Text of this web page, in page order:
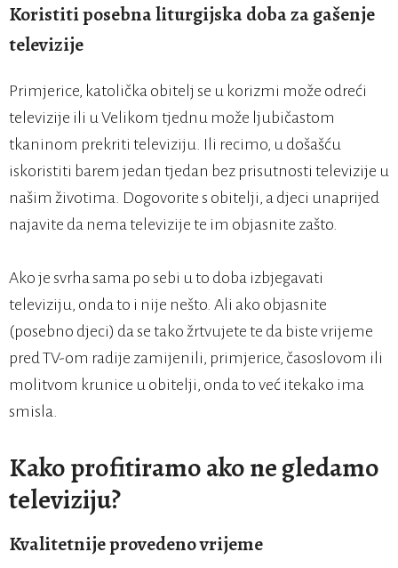
Koristiti posebna liturgijska doba za gašenje
televizije
Primjerice, katolička obitelj se u korizmi može odreći
televizije ili u Velikom tjednu može ljubičastom
tkaninom prekriti televiziju. Ili recimo, u došašću
iskoristiti barem jedan tjedan bez prisutnosti televizije u
našim životima. Dogovorite s obitelji, a djeci unaprijed
najavite da nema televizije te im objasnite zašto.
Ako je svrha sama po sebi u to doba izbjegavati
televiziju, onda to i nije nešto. Ali ako objasnite
(posebno djeci) da se tako žrtvujete te da biste vrijeme
pred TV-om radije zamijenili, primjerice, časoslovom ili
molitvom krunice u obitelji, onda to već itekako ima
smisla.
Kako profitiramo ako ne gledamo
televiziju?
Kvalitetnije provedeno vrijeme